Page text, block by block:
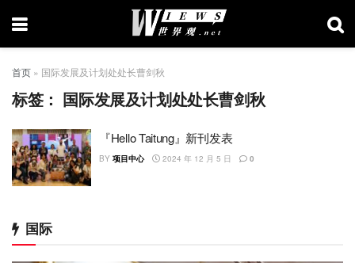
首页 » 国际发展及计划处处长曹剑秋
标签： 国际发展及计划处处长曹剑秋
『Hello Taitung』新刊发表
BY 项目中心 2024 年 12 月 5 日 0
国际